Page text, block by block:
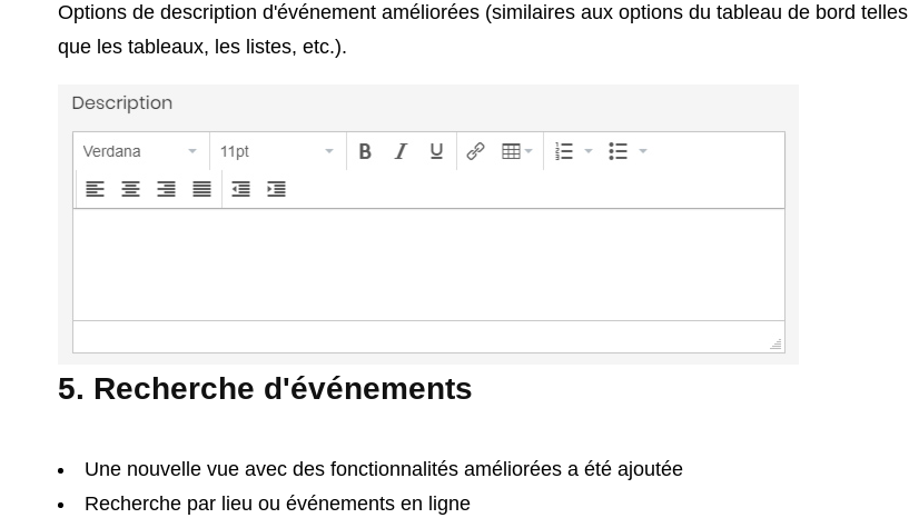
Options de description d'événement améliorées (similaires aux options du tableau de bord telles
que les tableaux, les listes, etc.).
5. Recherche d'événements
Une nouvelle vue avec des fonctionnalités améliorées a été ajoutée
Recherche par lieu ou événements en ligne